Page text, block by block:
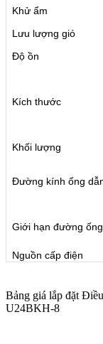
Khử ẩm
Lưu lượng gió
Độ ồn
Kích thước
Khối lượng
Đường kính ống
Giới hạn đường ống
Nguồn cấp điện
Bảng giá lắp đặt
U24BKH-8